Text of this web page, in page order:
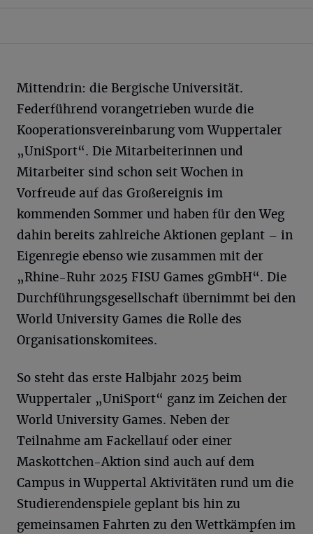
Mittendrin: die Bergische Universität.
Federführend vorangetrieben wurde die
Kooperationsvereinbarung vom Wuppertaler
„UniSport“. Die Mitarbeiterinnen und
Mitarbeiter sind schon seit Wochen in
Vorfreude auf das Großereignis im
kommenden Sommer und haben für den Weg
dahin bereits zahlreiche Aktionen geplant – in
Eigenregie ebenso wie zusammen mit der
„Rhine-Ruhr 2025 FISU Games gGmbH“. Die
Durchführungsgesellschaft übernimmt bei den
World University Games die Rolle des
Organisationskomitees.
So steht das erste Halbjahr 2025 beim
Wuppertaler „UniSport“ ganz im Zeichen der
World University Games. Neben der
Teilnahme am Fackellauf oder einer
Maskottchen-Aktion sind auch auf dem
Campus in Wuppertal Aktivitäten rund um die
Studierendenspiele geplant bis hin zu
gemeinsamen Fahrten zu den Wettkämpfen im